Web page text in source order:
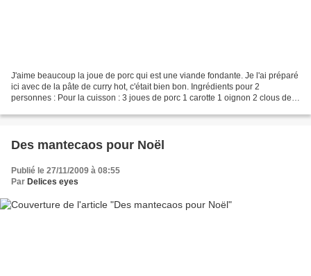
J'aime beaucoup la joue de porc qui est une viande fondante. Je l'ai préparé
ici avec de la pâte de curry hot, c'était bien bon. Ingrédients pour 2
personnes : Pour la cuisson : 3 joues de porc 1 carotte 1 oignon 2 clous de
Des mantecaos pour Noël
Publié le 27/11/2009 à 08:55
Par Delices eyes